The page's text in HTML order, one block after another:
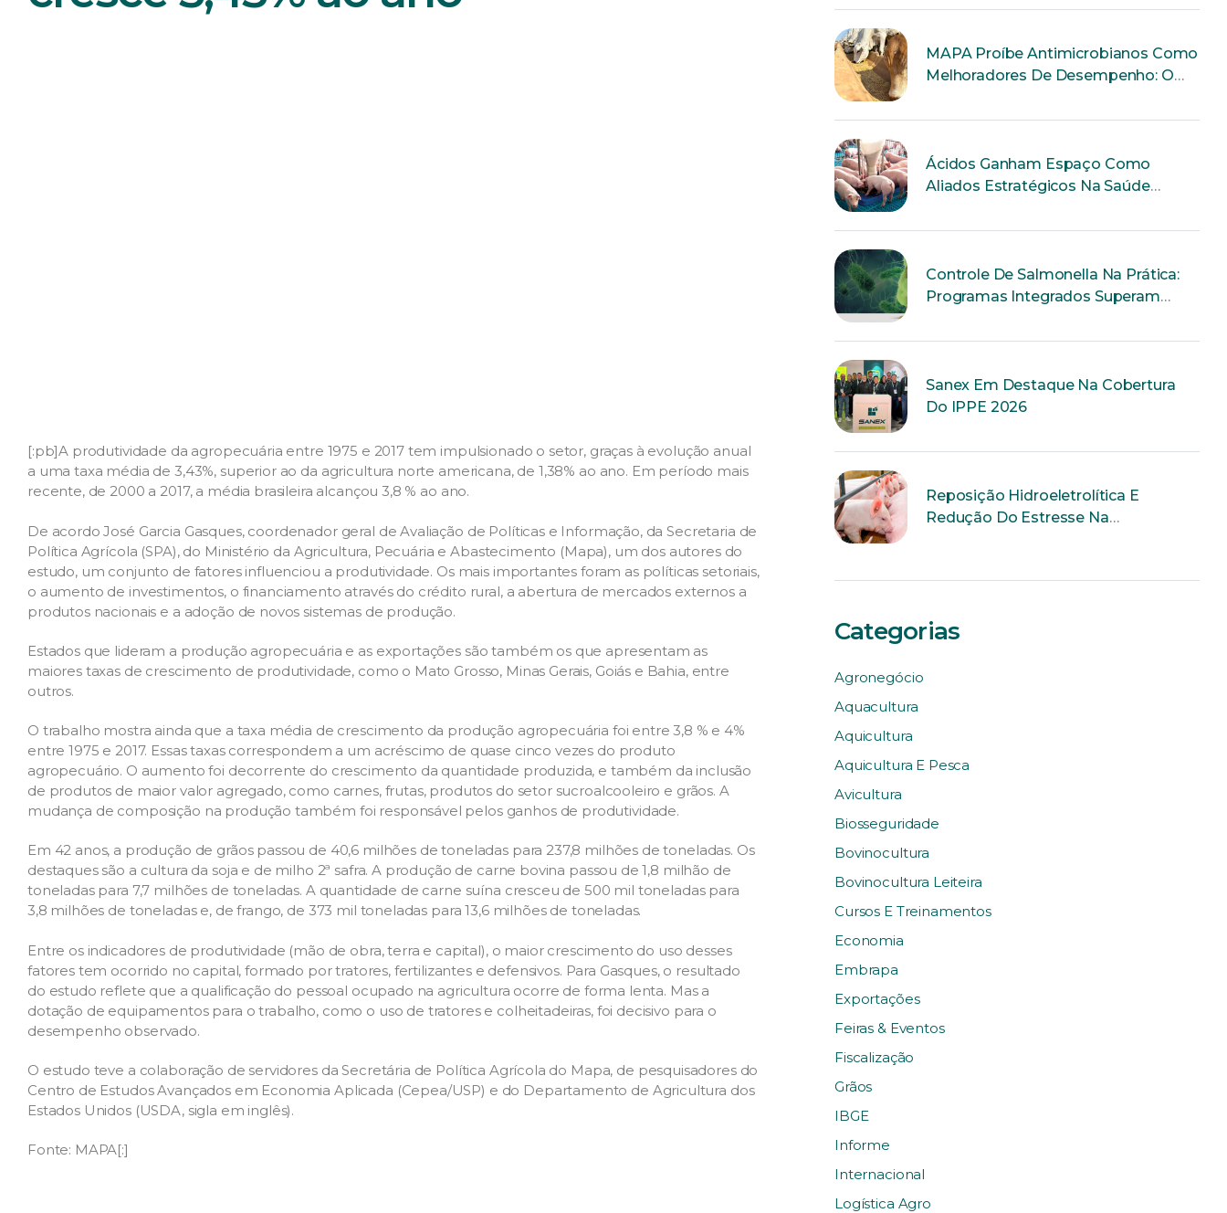
[:pb]A produtividade da agropecuária entre 1975 e 2017 tem impulsionado o setor, graças à evolução anual
a uma taxa média de 3,43%, superior ao da agricultura norte americana, de 1,38% ao ano. Em período mais
recente, de 2000 a 2017, a média brasileira alcançou 3,8 % ao ano.
De acordo José Garcia Gasques, coordenador geral de Avaliação de Políticas e Informação, da Secretaria de
Política Agrícola (SPA), do Ministério da Agricultura, Pecuária e Abastecimento (Mapa), um dos autores do
estudo, um conjunto de fatores influenciou a produtividade. Os mais importantes foram as políticas setoriais,
o aumento de investimentos, o financiamento através do crédito rural, a abertura de mercados externos a
produtos nacionais e a adoção de novos sistemas de produção.
Estados que lideram a produção agropecuária e as exportações são também os que apresentam as
maiores taxas de crescimento de produtividade, como o Mato Grosso, Minas Gerais, Goiás e Bahia, entre
outros.
O trabalho mostra ainda que a taxa média de crescimento da produção agropecuária foi entre 3,8 % e 4%
entre 1975 e 2017. Essas taxas correspondem a um acréscimo de quase cinco vezes do produto
agropecuário. O aumento foi decorrente do crescimento da quantidade produzida, e também da inclusão
de produtos de maior valor agregado, como carnes, frutas, produtos do setor sucroalcooleiro e grãos. A
mudança de composição na produção também foi responsável pelos ganhos de produtividade.
Em 42 anos, a produção de grãos passou de 40,6 milhões de toneladas para 237,8 milhões de toneladas. Os
destaques são a cultura da soja e de milho 2ª safra. A produção de carne bovina passou de 1,8 milhão de
toneladas para 7,7 milhões de toneladas. A quantidade de carne suína cresceu de 500 mil toneladas para
3,8 milhões de toneladas e, de frango, de 373 mil toneladas para 13,6 milhões de toneladas.
Entre os indicadores de produtividade (mão de obra, terra e capital), o maior crescimento do uso desses
fatores tem ocorrido no capital, formado por tratores, fertilizantes e defensivos. Para Gasques, o resultado
do estudo reflete que a qualificação do pessoal ocupado na agricultura ocorre de forma lenta. Mas a
dotação de equipamentos para o trabalho, como o uso de tratores e colheitadeiras, foi decisivo para o
desempenho observado.
O estudo teve a colaboração de servidores da Secretária de Política Agrícola do Mapa, de pesquisadores do
Centro de Estudos Avançados em Economia Aplicada (Cepea/USP) e do Departamento de Agricultura dos
Estados Unidos (USDA, sigla em inglês).
Fonte: MAPA[:]
MAPA Proíbe Antimicrobianos Como
Melhoradores De Desempenho: O
Ácidos Ganham Espaço Como
Aliados Estratégicos Na Saúde
Controle De Salmonella Na Prática:
Programas Integrados Superam
Sanex Em Destaque Na Cobertura
Do IPPE 2026
Reposição Hidroeletrolítica E
Redução Do Estresse Na
Categorias
Agronegócio
Aquacultura
Aquicultura
Aquicultura E Pesca
Avicultura
Biosseguridade
Bovinocultura
Bovinocultura Leiteira
Cursos E Treinamentos
Economia
Embrapa
Exportações
Feiras & Eventos
Fiscalização
Grãos
IBGE
Informe
Internacional
Logística Agro